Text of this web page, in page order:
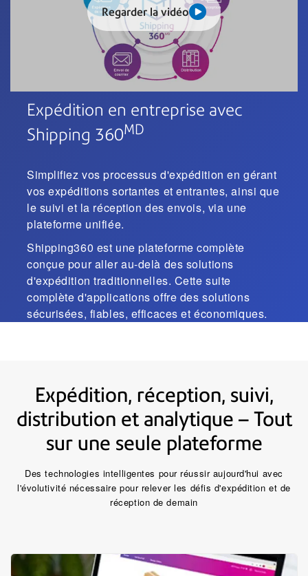
Regarder la vidéo
Expédition en entreprise avec
Shipping 360MD
Simplifiez vos processus d'expédition en gérant
vos expéditions sortantes et entrantes, ainsi que
le suivi et la réception des envois, via une
plateforme unifiée.
Shipping360 est une plateforme complète
conçue pour aller au-delà des solutions
d'expédition traditionnelles. Cette suite
complète d'applications offre des solutions
sécurisées, fiables, efficaces et économiques.
Expédition, réception, suivi,
distribution et analytique – Tout
sur une seule plateforme
Des technologies intelligentes pour réussir aujourd'hui avec
l'évolutivité nécessaire pour relever les défis d'expédition et de
réception de demain